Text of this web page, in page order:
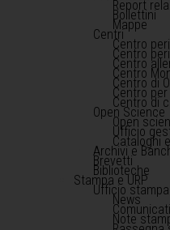
Report
Bollettini
Mappe
Centri
Centro
Centro
Centro
Centro
Centro di
Centro
Centro di
Open Science
Open
Ufficio
Cataloghi
Archivi e
Brevetti
Biblioteche
Stampa e URP
Ufficio stampa
News
Note